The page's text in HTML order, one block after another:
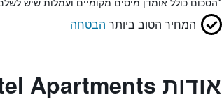
המחיר הטוב ביותר הבטחה
אודות Paragon Hotel Apartments